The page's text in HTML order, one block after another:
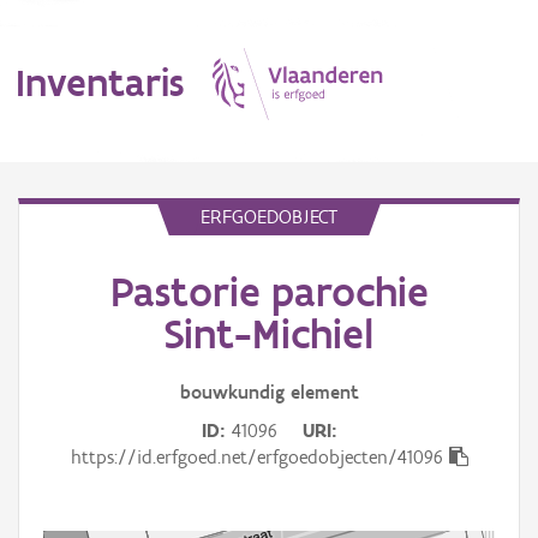
Inventaris
Erfgoedobject
ERFGOEDOBJECT
Pastorie parochie
Sint-Michiel
bouwkundig element
ID 41096
URI
https://id.erfgoed.net/erfgoedobjecten/41096